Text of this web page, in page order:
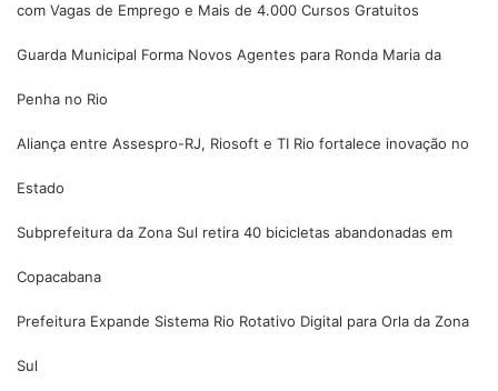
com Vagas de Emprego e Mais de 4.000 Cursos Gratuitos
Guarda Municipal Forma Novos Agentes para Ronda Maria da
Penha no Rio
Aliança entre Assespro-RJ, Riosoft e TI Rio fortalece inovação no
Estado
Subprefeitura da Zona Sul retira 40 bicicletas abandonadas em
Copacabana
Prefeitura Expande Sistema Rio Rotativo Digital para Orla da Zona
Sul